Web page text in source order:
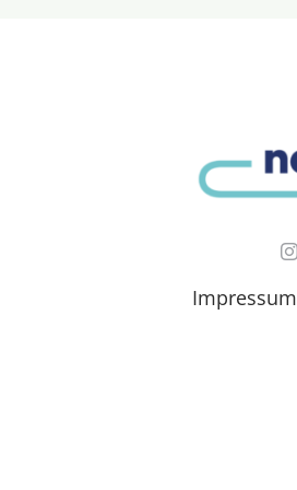
Impressum